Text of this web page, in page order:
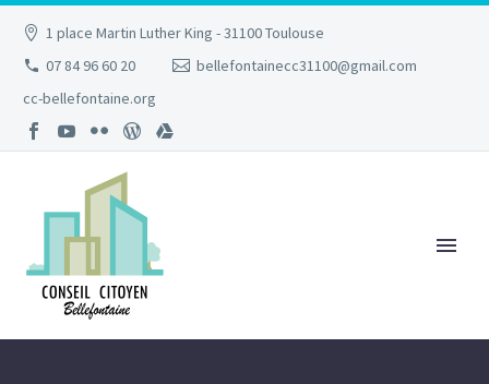
1 place Martin Luther King - 31100 Toulouse
07 84 96 60 20
bellefontainecc31100@gmail.com
cc-bellefontaine.org